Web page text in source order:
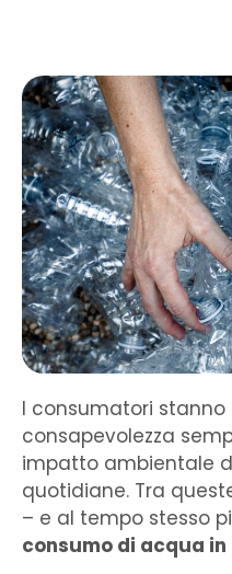
I consumatori
consapevolezza
impatto ambientale
quotidiane. Tra
– e al tempo stesso
consumo di acqua